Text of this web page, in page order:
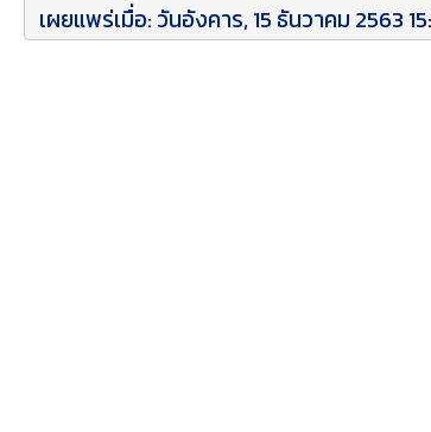
เผยแพร่เมื่อ: วันอังคาร, 15 ธันวาคม 2563